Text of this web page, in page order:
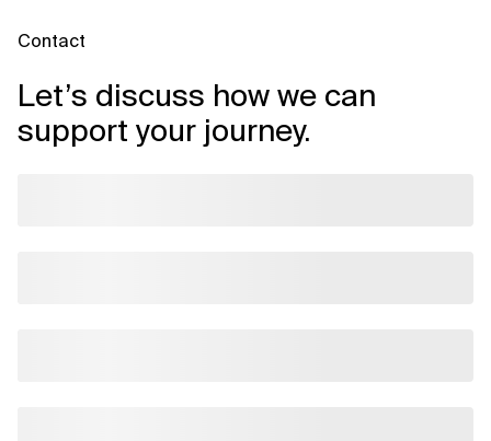
Contact
Let’s discuss how we can
support your journey.